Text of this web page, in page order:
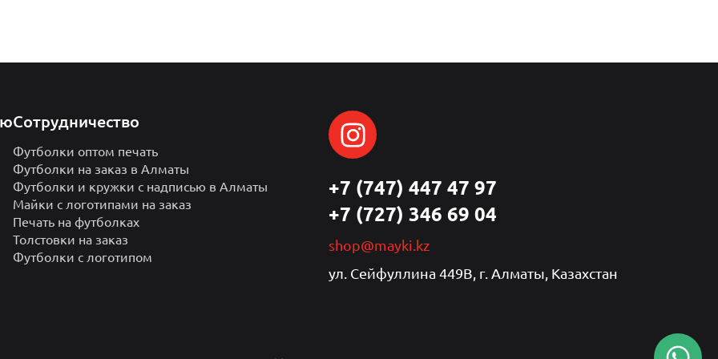
Сотрудничество
Футболки оптом печать
Футболки на заказ в Алматы
Футболки и кружки с надписью в Алматы
Майки с логотипами на заказ
Печать на футболках
Толстовки на заказ
Футболки с логотипом
+7 (747) 447 47 97
+7 (727) 346 69 04
shop@mayki.kz
ул. Сейфуллина 449В, г. Алматы, Казахстан